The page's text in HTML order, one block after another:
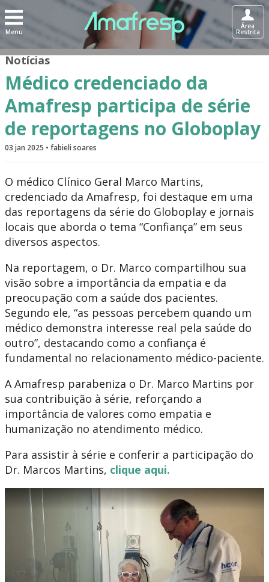
Menu
Área
Restrita
Notícias
Médico credenciado da
Amafresp participa de série
de reportagens no Globoplay
03 jan 2025 • fabieli soares
O médico Clínico Geral Marco Martins,
credenciado da Amafresp, foi destaque em uma
das reportagens da série do Globoplay e jornais
locais que aborda o tema “Confiança” em seus
diversos aspectos.
Na reportagem, o Dr. Marco compartilhou sua
visão sobre a importância da empatia e da
preocupação com a saúde dos pacientes.
Segundo ele, “as pessoas percebem quando um
médico demonstra interesse real pela saúde do
outro”, destacando como a confiança é
fundamental no relacionamento médico-paciente.
A Amafresp parabeniza o Dr. Marco Martins por
sua contribuição à série, reforçando a
importância de valores como empatia e
humanização no atendimento médico.
Para assistir à série e conferir a participação do
Dr. Marcos Martins, clique aqui.